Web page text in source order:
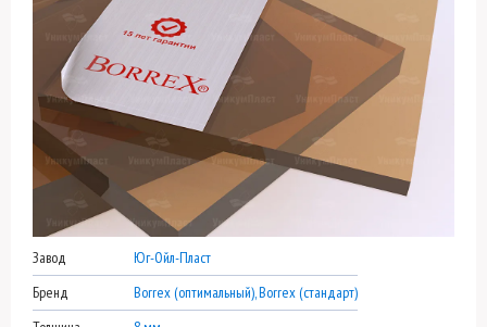
Завод
Юг-Ойл-Пласт
Бренд
Borrex (оптимальный), Borrex (стандарт)